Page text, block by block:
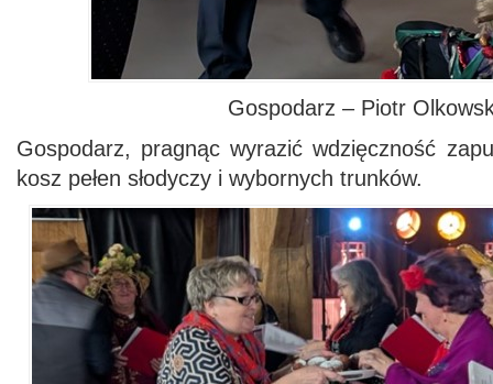
Gospodarz – Piotr
Gospodarz, pragnąc wyrazić wdzięczność
kosz pełen słodyczy i wybornych trunków.